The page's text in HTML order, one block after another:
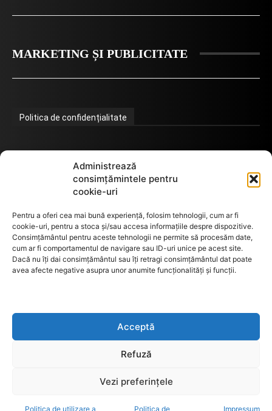
Administrează
consimțămintele pentru
cookie-uri
Pentru a oferi cea mai bună experiență, folosim tehnologii, cum ar fi
cookie-uri, pentru a stoca și/sau accesa informațiile despre dispozitive.
Consimțământul pentru aceste tehnologii ne permite să procesăm date,
cum ar fi comportamentul de navigare sau ID-uri unice pe acest site.
Dacă nu îți dai consimțământul sau îți retragi consimțământul dat poate
avea afecte negative asupra unor anumite funcționalități și funcții.
Acceptă
Refuză
Vezi preferințele
Politica de utilizare a Politica de Impressum
MARKETING ȘI PUBLICITATE
Politica de confidențialitate
Termeni de utilizare
GDPR
Anunturi de licitații